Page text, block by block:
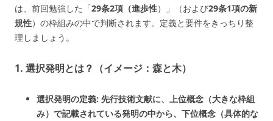
は、前回勉強した「29条2項（進歩性）」（および29条1項の新
規性）の枠組みの中で判断されます。定義と要件をきっちり整
理しましょう。
1. 選択発明とは？（イメージ：森と木）
選択発明の定義: 先行技術文献に、上位概念（大きな枠組
み）で記載されている発明の中から、下位概念（具体的な